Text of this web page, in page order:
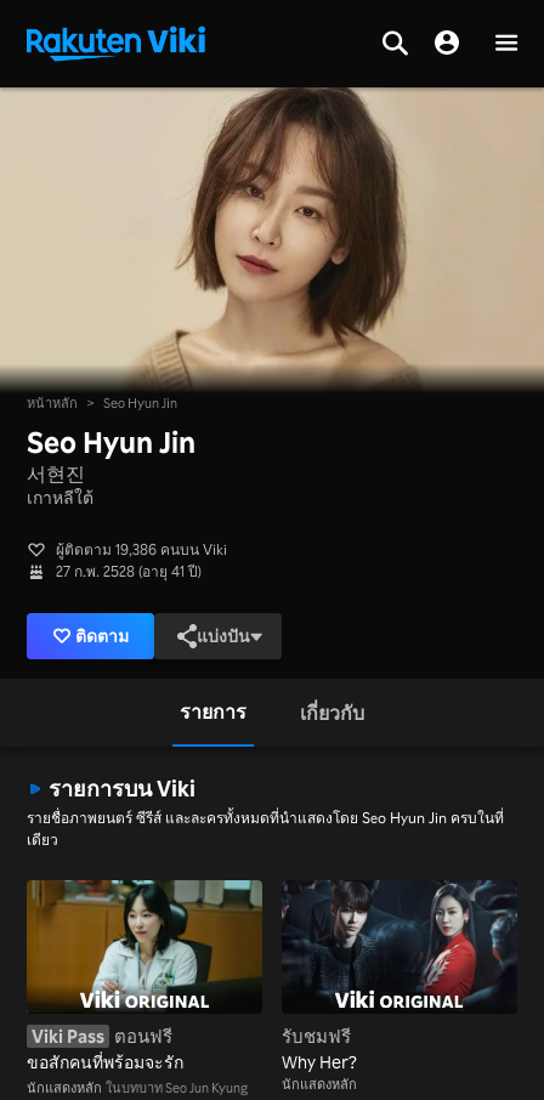
หน้าหลัก > Seo Hyun Jin
Seo Hyun Jin
서현진
เกาหลีใต้
ผู้ติดตาม 19,386 คนบน Viki
27 ก.พ. 2528 (อายุ 41 ปี)
ติดตาม แบ่งปัน
รายการ เกี่ยวกับ
รายการบน Viki
รายชื่อภาพยนตร์ ซีรีส์ และละครทั้งหมดที่นำแสดงโดย Seo Hyun Jin ครบในที่
เดียว
Viki Pass ตอนฟรี
ขอสักคนที่พร้อมจะรัก
นักแสดงหลัก ในบทบาท Seo Jun Kyung
รับชมฟรี
Why Her?
นักแสดงหลัก